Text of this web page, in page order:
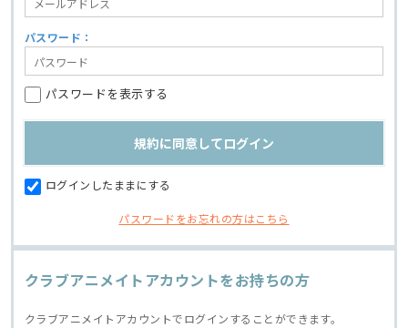
パスワード：
パスワードを表示する
ログインしたままにする
パスワードをお忘れの方はこちら
クラブアニメイトアカウントをお持ちの方
クラブアニメイトアカウントでログインすることができます。